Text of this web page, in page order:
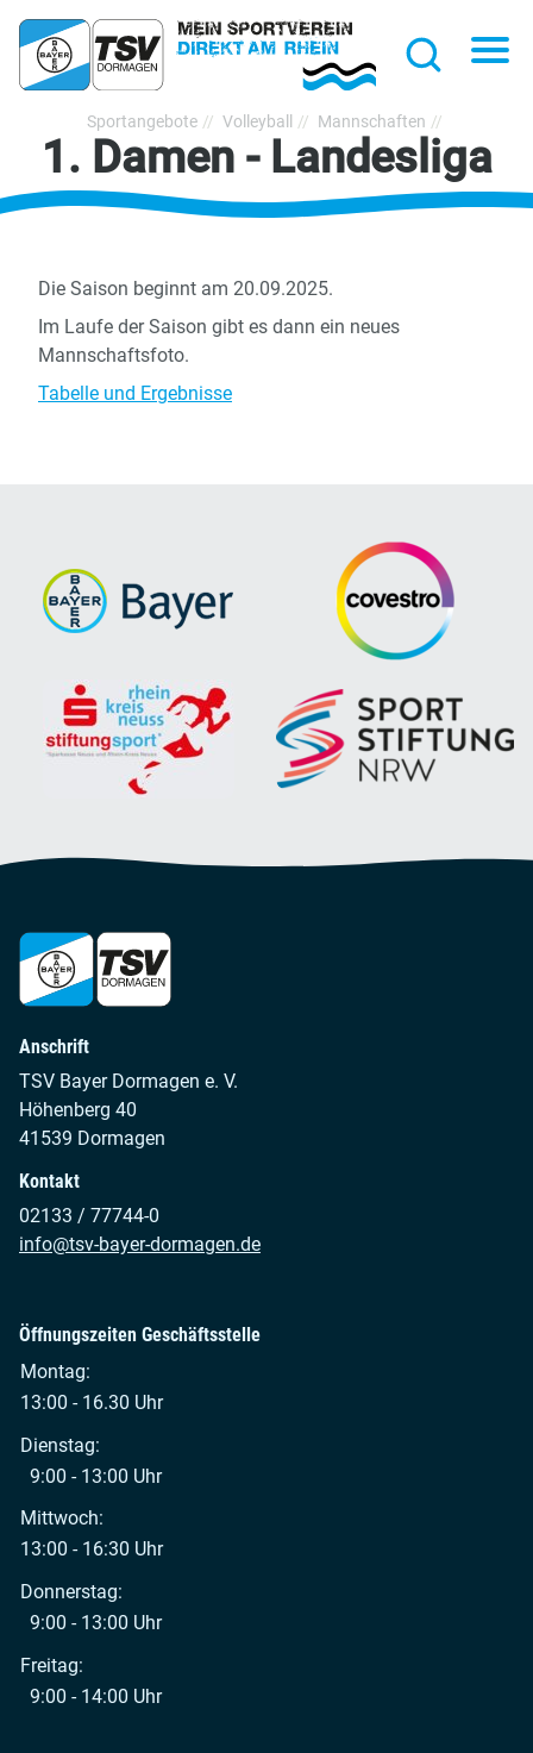
TSV
Bayer
Dormagen
1920
Sportangebote Volleyball Mannschaften
1. Damen - Landesliga
Die Saison beginnt am 20.09.2025.
Im Laufe der Saison gibt es dann ein neues
Mannschaftsfoto.
Tabelle und Ergebnisse
Anschrift
TSV Bayer Dormagen e. V.
Höhenberg 40
41539 Dormagen
Kontakt
02133 / 77744-0
info@tsv-bayer-dormagen.de
Öffnungszeiten Geschäftsstelle
Montag:
13:00 - 16.30 Uhr
Dienstag:
9:00 - 13:00 Uhr
Mittwoch:
13:00 - 16:30 Uhr
Donnerstag:
9:00 - 13:00 Uhr
Freitag:
9:00 - 14:00 Uhr